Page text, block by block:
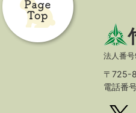
法人番
〒725-
電話番